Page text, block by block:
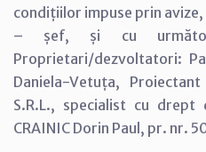
condițiilor impuse prin
– șef, și cu
Proprietari/dezvoltatori:
Daniela-Vetuța, Proiectant
S.R.L., specialist cu drept
CRAINIC Dorin Paul, pr. nr.